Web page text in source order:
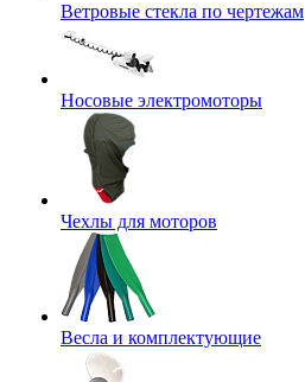
Ветровые стекла по чертежам
Носовые электромоторы
Чехлы для моторов
Весла и комплектующие